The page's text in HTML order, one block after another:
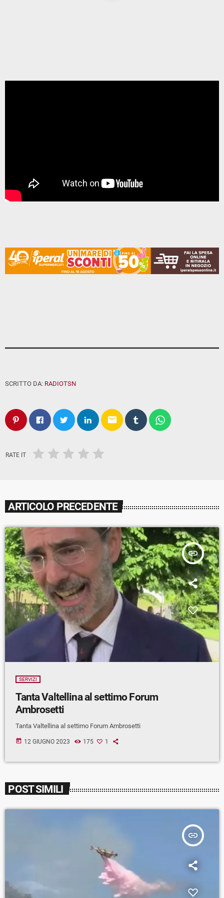
SCRITTO DA: RADIOTSN
email
RATE IT
ARTICOLO PRECEDENTE
insert_link
SERVIZI
Tanta Valtellina al settimo Forum
Ambrosetti
Tanta Valtellina al settimo Forum Ambrosetti
today 12 GIUGNO 2023 175 1
POST SIMILI
insert_link